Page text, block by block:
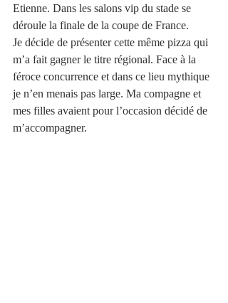
Etienne. Dans les salons vip du stade se
déroule la finale de la coupe de France.
Je décide de présenter cette même pizza qui
m’a fait gagner le titre régional. Face à la
féroce concurrence et dans ce lieu mythique
je n’en menais pas large. Ma compagne et
mes filles avaient pour l’occasion décidé de
m’accompagner.